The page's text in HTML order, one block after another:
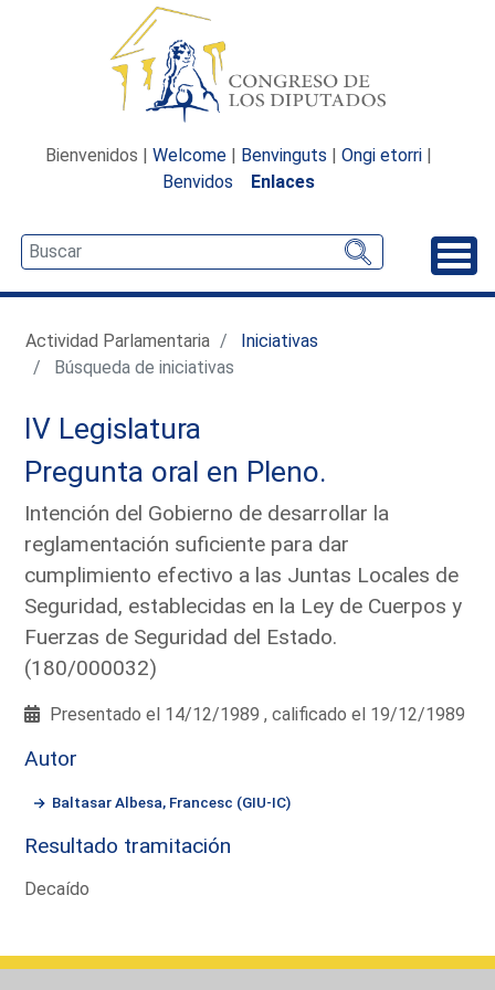
Bienvenidos | Welcome | Benvinguts | Ongi etorri |
Benvidos
Enlaces
Actividad Parlamentaria
Iniciativas
Búsqueda de iniciativas
IV Legislatura
Pregunta oral en Pleno.
Intención del Gobierno de desarrollar la
reglamentación suficiente para dar
cumplimiento efectivo a las Juntas Locales de
Seguridad, establecidas en la Ley de Cuerpos y
Fuerzas de Seguridad del Estado.
(180/000032)
Presentado el 14/12/1989 , calificado el 19/12/1989
Autor
Baltasar Albesa, Francesc (GIU-IC)
Resultado tramitación
Decaído